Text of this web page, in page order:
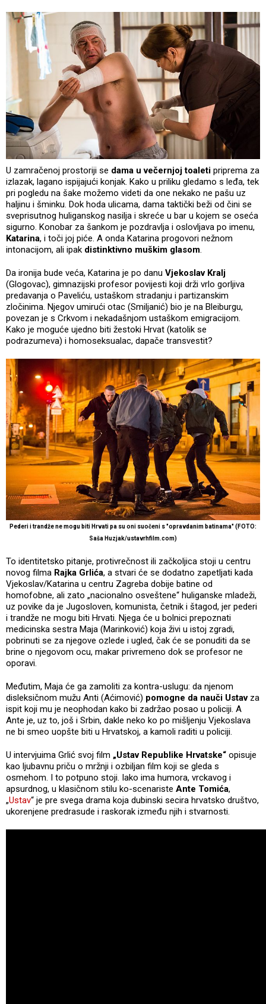
U zamračenoj prostoriji se dama u večernjoj toaleti priprema za
izlazak, lagano ispijajući konjak. Kako u priliku gledamo s leđa, tek
pri pogledu na šake možemo videti da one nekako ne pašu uz
haljinu i šminku. Dok hoda ulicama, dama taktički beži od čini se
sveprisutnog huliganskog nasilja i skreće u bar u kojem se oseća
sigurno. Konobar za šankom je pozdravlja i oslovljava po imenu,
Katarina, i toči joj piće. A onda Katarina progovori nežnom
intonacijom, ali ipak distinktivno muškim glasom.
Da ironija bude veća, Katarina je po danu Vjekoslav Kralj
(Glogovac), gimnazijski profesor povijesti koji drži vrlo gorljiva
predavanja o Paveliću, ustaškom stradanju i partizanskim
zločinima. Njegov umirući otac (Smiljanić) bio je na Bleiburgu,
povezan je s Crkvom i nekadašnjom ustaškom emigracijom.
Kako je moguće ujedno biti žestoki Hrvat (katolik se
podrazumeva) i homoseksualac, dapače transvestit?
Pederi i trandže ne mogu biti Hrvati pa su oni suočeni s "opravdanim batinama" (FOTO:
Saša Huzjak/ustavrhfilm.com)
To identitetsko pitanje, protivrečnost ili začkoljica stoji u centru
novog filma Rajka Grlića, a stvari će se dodatno zapetljati kada
Vjekoslav/Katarina u centru Zagreba dobije batine od
homofobne, ali zato „nacionalno osveštene“ huliganske mladeži,
uz povike da je Jugosloven, komunista, četnik i štagod, jer pederi
i trandže ne mogu biti Hrvati. Njega će u bolnici prepoznati
medicinska sestra Maja (Marinković) koja živi u istoj zgradi,
pobrinuti se za njegove ozlede i ugled, čak će se ponuditi da se
brine o njegovom ocu, makar privremeno dok se profesor ne
oporavi.
Međutim, Maja će ga zamoliti za kontra-uslugu: da njenom
disleksičnom mužu Anti (Aćimović) pomogne da nauči Ustavza
ispit koji mu je neophodan kako bi zadržao posao u policiji. A
Ante je, uz to, još i Srbin, dakle neko ko po mišljenju Vjekoslava
ne bi smeo uopšte biti u Hrvatskoj, a kamoli raditi u policiji.
U intervjuima Grlić svoj film „Ustav Republike Hrvatske“ opisuje
kao ljubavnu priču o mržnji i ozbiljan film koji se gleda s
osmehom. I to potpuno stoji. Iako ima humora, vrckavog i
apsurdnog, u klasičnom stilu ko-scenariste Ante Tomića,
„Ustav“ je pre svega drama koja dubinski secira hrvatsko društvo,
ukorenjene predrasude i raskorak između njih i stvarnosti.